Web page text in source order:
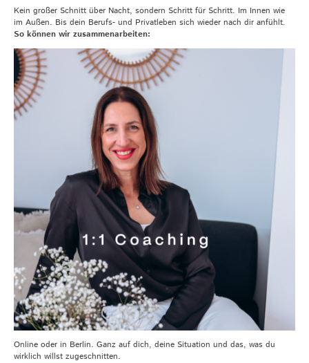
Kein großer Schnitt über Nacht, sondern Schritt für Schritt. Im Innen wie
im Außen. Bis dein Berufs- und Privatleben sich wieder nach dir anfühlt.
So können wir zusammenarbeiten:
Online oder in Berlin. Ganz auf dich, deine Situation und das, was du
wirklich willst zugeschnitten.